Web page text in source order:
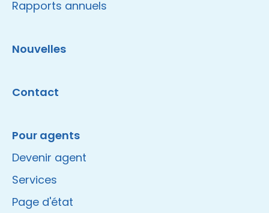
Rapports annuels
Nouvelles
Contact
Pour agents
Devenir agent
Services
Page d'état